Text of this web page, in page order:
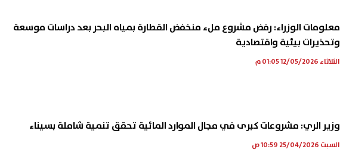
معلومات الوزراء: رفض مشروع ملء منخفض القطارة بمياه البحر بعد دراسات موسعة
وتحذيرات بيئية واقتصادية
الثلاثاء 12/05/2026 01:05 م
وزير الري: مشروعات كبرى في مجال الموارد المائية تحقق تنمية شاملة بسيناء
السبت 25/04/2026 10:59 ص